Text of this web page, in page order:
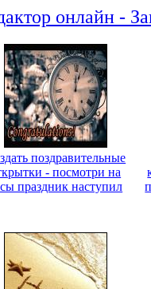
онлайн -
поздравительные
- посмотри на
праздник наступил